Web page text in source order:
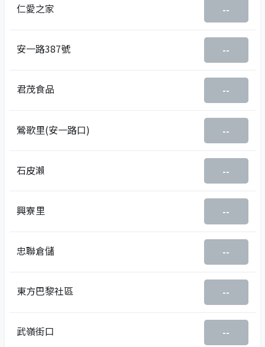
仁愛之家 --
安一路387號 --
君茂食品 --
鶯歌里(安一路口) --
石皮瀨 --
興寮里 --
忠聯倉儲 --
東方巴黎社區 --
武嶺街口 --